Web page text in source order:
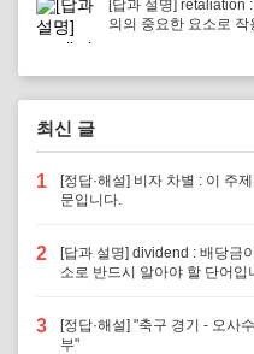
[답과 설명] retaliation
의의 중요한 요소로
최신 글
1
[정답·해설] 비자 차별 : 이 주
문입니다.
2
[답과 설명] dividend : 배당금
소로 반드시 알아야 할 단어입
3
[정답·해설] "축구 경기 - 오사
부"